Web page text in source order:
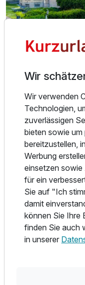
Ausstattung
Für 4 Tage
unserem Boutique-
Gelegen im Herzen
Grunewald, bietet
Rückzugsort für
Freizeitreisende, die
möchten.
Entworfen vom
vereint unser
mit zeitloser
Geschichte und
Ecke einen
ein, sich in einem
Designhotel den Stil
Wir
Wir verwenden
Technologien,
zuverlässigen
bieten sowie um
bereitzustellen,
Werbung
einsetzen
für ein
Sie auf "Ich
damit
können Sie Ihre
finden Sie auch
in unserer